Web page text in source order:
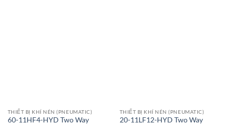
THIẾT BỊ KHÍ NÉN (PNEUMATIC)
60-11HF4-HYD Two Way
THIẾT BỊ KHÍ NÉN (PNEUMATIC)
20-11LF12-HYD Two Way